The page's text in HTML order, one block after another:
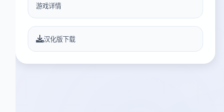
游戏详情
汉化版下载